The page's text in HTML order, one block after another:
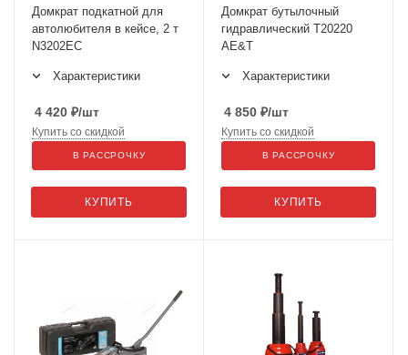
Домкрат подкатной для
автолюбителя в кейсе, 2 т
N3202EC
Характеристики
4 420 ₽/шт
КУПИТЬ
Купить со скидкой
В РАССРОЧКУ
Домкрат бутылочный
гидравлический T20220
AE&T
Характеристики
4 850 ₽/шт
КУПИТЬ
Купить со скидкой
В РАССРОЧКУ